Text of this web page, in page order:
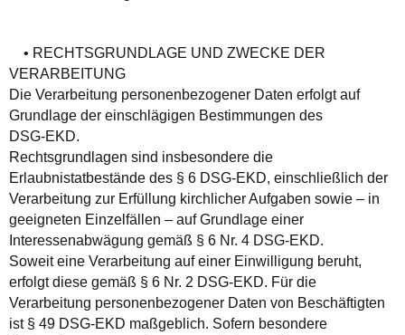
• RECHTSGRUNDLAGE UND ZWECKE DER
VERARBEITUNG
Die Verarbeitung personenbezogener Daten erfolgt auf
Grundlage der einschlägigen Bestimmungen des
DSG‑EKD.
Rechtsgrundlagen sind insbesondere die
Erlaubnistatbestände des § 6 DSG‑EKD, einschließlich der
Verarbeitung zur Erfüllung kirchlicher Aufgaben sowie – in
geeigneten Einzelfällen – auf Grundlage einer
Interessenabwägung gemäß § 6 Nr. 4 DSG‑EKD.
Soweit eine Verarbeitung auf einer Einwilligung beruht,
erfolgt diese gemäß § 6 Nr. 2 DSG‑EKD. Für die
Verarbeitung personenbezogener Daten von Beschäftigten
ist § 49 DSG‑EKD maßgeblich. Sofern besondere